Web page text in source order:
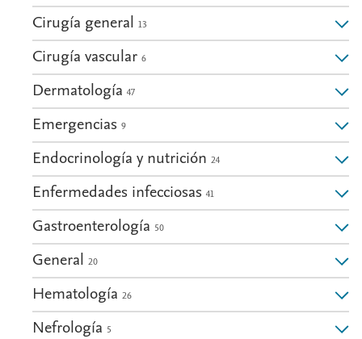
Cirugía general 13
Cirugía vascular 6
Dermatología 47
Emergencias 9
Endocrinología y nutrición 24
Enfermedades infecciosas 41
Gastroenterología 50
General 20
Hematología 26
Nefrología 5